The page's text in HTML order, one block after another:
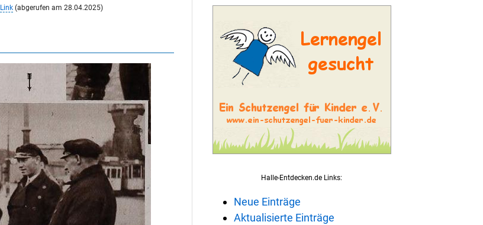
Link (abgerufen am 28.04.2025)
Halle-Entdecken.de Links:
Neue Einträge
Aktualisierte Einträge